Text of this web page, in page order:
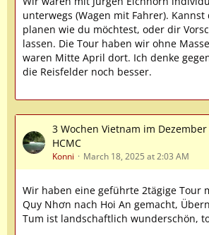
unterwegs (Wagen mit Fahrer). Kannst
planen wie du möchtest, oder dir
lassen. Die Tour haben wir ohne
waren Mitte April dort. Ich denke
die Reisfelder noch besser.
3 Wochen Vietnam im
HCMC
Konni March 18, 2025 at 2:03 AM
Wir haben eine geführte 2tägige Tour
Quy Nhơn nach Hoi An gemacht,
Tum ist landschaftlich wunderschön,